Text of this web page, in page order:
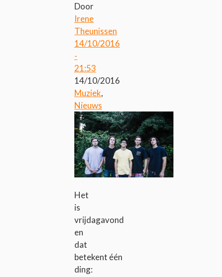
Door
Irene
Theunissen
14/10/2016
-
21:53
14/10/2016
Muziek,
Nieuws
Het
is
vrijdagavond
en
dat
betekent één
ding: